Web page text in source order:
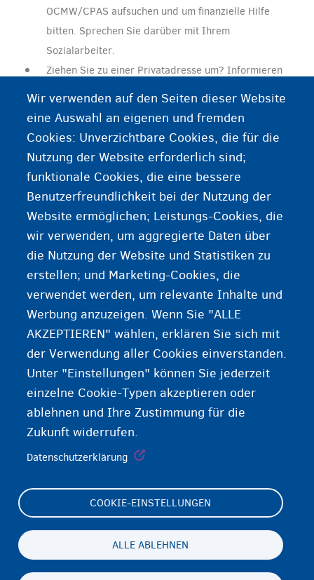
OCMW/CPAS aufsuchen und um finanzielle Hilfe
bitten. Sprechen Sie darüber mit Ihrem
Sozialarbeiter.
Ziehen Sie zu einer Privatadresse um? Informieren
Sie die Asyldienste mit dem Formular
„Adressänderung“
über Ihre neue Adresse.
Nach Arbeit suchen
Einer Krankenkasse beitreten
Ein Bankkonto eröffnen
Soziale Unterstützung vom OCMW/CPAS
Wir verwenden auf den Seiten dieser Website
eine Auswahl an eigenen und fremden
Cookies: Unverzichtbare Cookies, die für die
Nutzung der Website erforderlich sind;
funktionale Cookies, die eine bessere
Benutzerfreundlichkeit bei der Nutzung der
Website ermöglichen; Leistungs-Cookies, die
wir verwenden, um aggregierte Daten über
die Nutzung der Website und Statistiken zu
erstellen; und Marketing-Cookies, die
verwendet werden, um relevante Inhalte und
Werbung anzuzeigen. Wenn Sie "ALLE
AKZEPTIEREN" wählen, erklären Sie sich mit
der Verwendung aller Cookies einverstanden.
Unter "Einstellungen" können Sie jederzeit
einzelne Cookie-Typen akzeptieren oder
ablehnen und Ihre Zustimmung für die
Zukunft widerrufen.
Datenschutzerklärung
COOKIE-EINSTELLUNGEN
ALLE ABLEHNEN
Footer
(menu)
Cookie Settings